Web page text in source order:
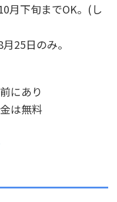
下旬までOK。(し
日のみ。
にあり
は無料